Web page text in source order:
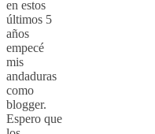
en estos
últimos 5
años
empecé
mis
andaduras
como
blogger.
Espero que